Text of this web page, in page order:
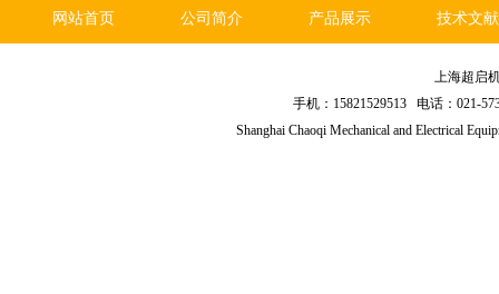
网站首页 公司简介 产品展示 技术文献
上海超启
手机：15821529513 电话：021-
Shanghai Chaoqi Mechanical and Electrical